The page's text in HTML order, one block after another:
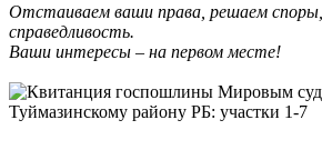
Отстаиваем ваши права, решаем споры,
справедливость.
Ваши интересы – на первом месте!